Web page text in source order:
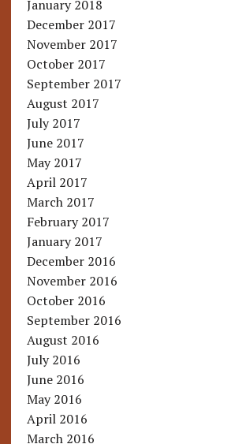
January 2018
December 2017
November 2017
October 2017
September 2017
August 2017
July 2017
June 2017
May 2017
April 2017
March 2017
February 2017
January 2017
December 2016
November 2016
October 2016
September 2016
August 2016
July 2016
June 2016
May 2016
April 2016
March 2016